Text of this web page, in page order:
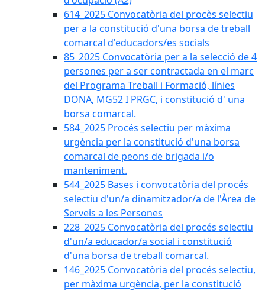
614_2025 Convocatòria del procès selectiu
per a la constitució d'una borsa de treball
comarcal d'educadors/es socials
85_2025 Convocatòria per a la selecció de 4
persones per a ser contractada en el marc
del Programa Treball i Formació, línies
DONA, MG52 I PRGC, i constitució d' una
borsa comarcal.
584_2025 Procés selectiu per màxima
urgència per la constitució d'una borsa
comarcal de peons de brigada i/o
manteniment.
544_2025 Bases i convocatòria del procés
selectiu d'un/a dinamitzador/a de l'Àrea de
Serveis a les Persones
228_2025 Convocatòria del procés selectiu
d'un/a educador/a social i constitució
d'una borsa de treball comarcal.
146_2025 Convocatòria del procés selectiu,
per màxima urgència, per la constitució